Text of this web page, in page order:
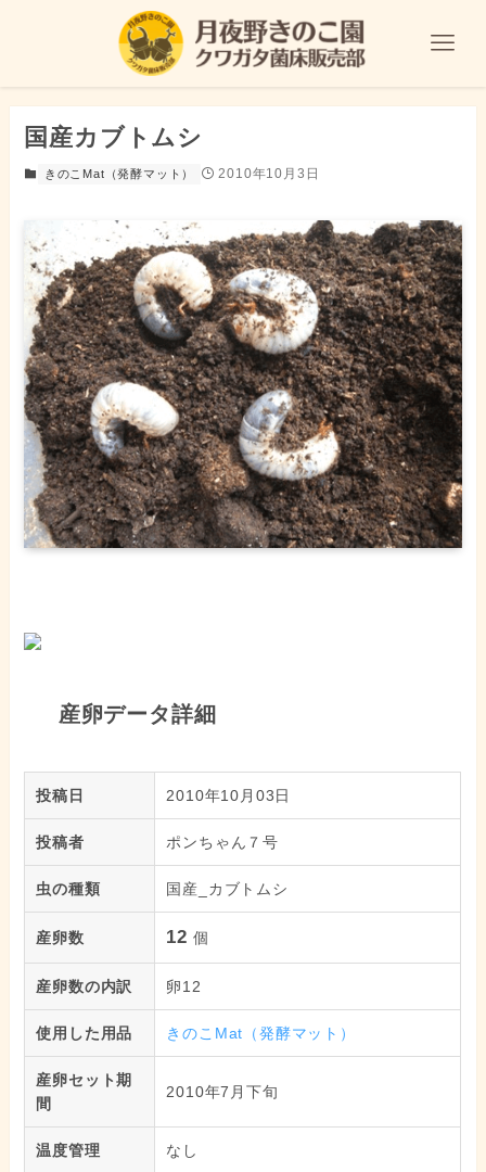
国産カブトムシ
きのこMat（発酵マット） 2010年10月3日
産卵データ詳細
投稿日 2010年10月03日
投稿者 ポンちゃん７号
虫の種類 国産_カブトムシ
産卵数 12 個
産卵数の内訳 卵12
使用した用品 きのこMat（発酵マット）
産卵セット期
間
2010年7月下旬
温度管理 なし